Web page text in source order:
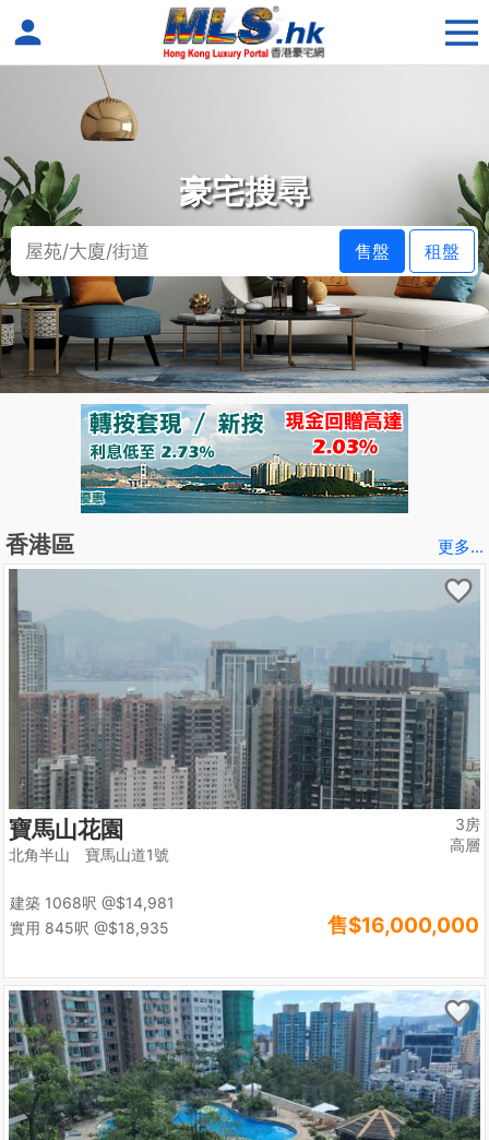
豪宅搜尋
售盤 租盤
香港區 更多...
3房
高層
寶馬山花園
北角半山 寶馬山道1號
售$16,000,000
建築 1068呎 @$14,981
實用 845呎 @$18,935